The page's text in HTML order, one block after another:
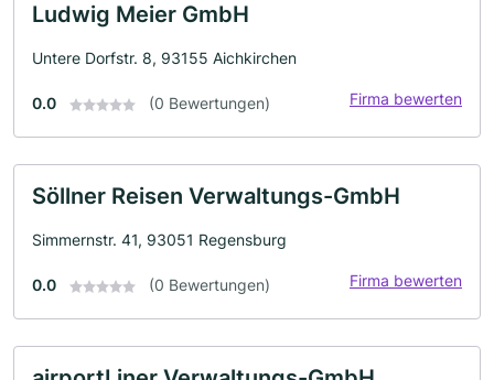
Ludwig Meier GmbH
Untere Dorfstr. 8, 93155 Aichkirchen
0.0 (0 Bewertungen) Firma bewerten
Söllner Reisen Verwaltungs-GmbH
Simmernstr. 41, 93051 Regensburg
0.0 (0 Bewertungen) Firma bewerten